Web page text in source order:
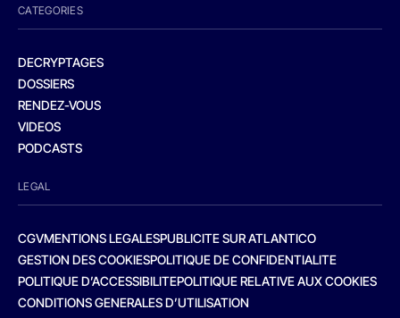
CATEGORIES
DECRYPTAGES
DOSSIERS
RENDEZ-VOUS
VIDEOS
PODCASTS
LEGAL
CGVMENTIONS LEGALESPUBLICITE SUR ATLANTICO
GESTION DES COOKIESPOLITIQUE DE CONFIDENTIALITE
POLITIQUE D’ACCESSIBILITEPOLITIQUE RELATIVE AUX COOKIES
CONDITIONS GENERALES D’UTILISATION